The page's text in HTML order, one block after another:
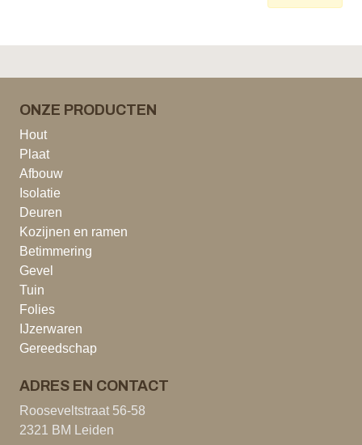
ONZE PRODUCTEN
Hout
Plaat
Afbouw
Isolatie
Deuren
Kozijnen en ramen
Betimmering
Gevel
Tuin
Folies
IJzerwaren
Gereedschap
ADRES EN CONTACT
Rooseveltstraat 56-58
2321 BM Leiden